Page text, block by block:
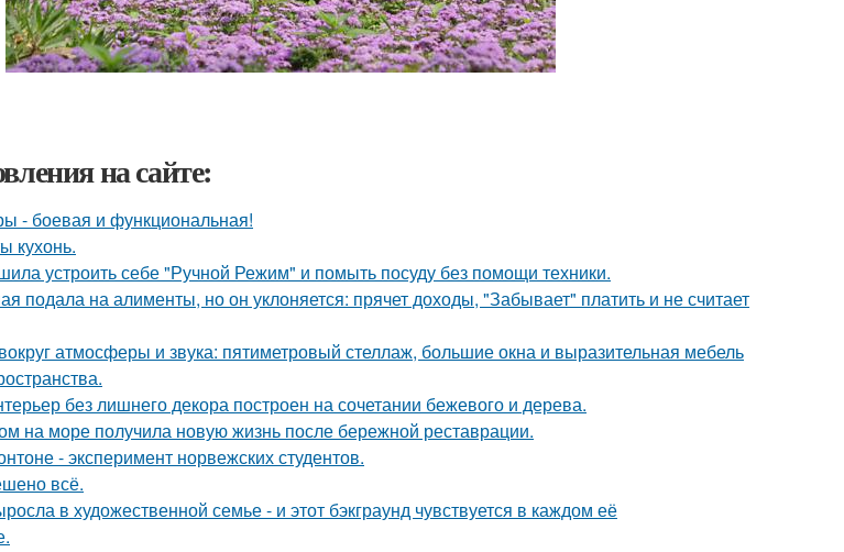
на сайте:
- боевая и функциональная!
кухонь.
устроить себе "Ручной Режим" и помыть посуду без помощи техники.
подала на алименты, но он уклоняется: прячет доходы, "Забывает" платить и не считает
атмосферы и звука: пятиметровый стеллаж, большие окна и выразительная мебель
без лишнего декора построен на сочетании бежевого и дерева.
на море получила новую жизнь после бережной реставрации.
- эксперимент норвежских студентов.
всё.
в художественной семье - и этот бэкграунд чувствуется в каждом её